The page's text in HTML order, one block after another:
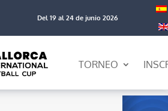
Del 19 al 24 de junio 2026
TORNEO